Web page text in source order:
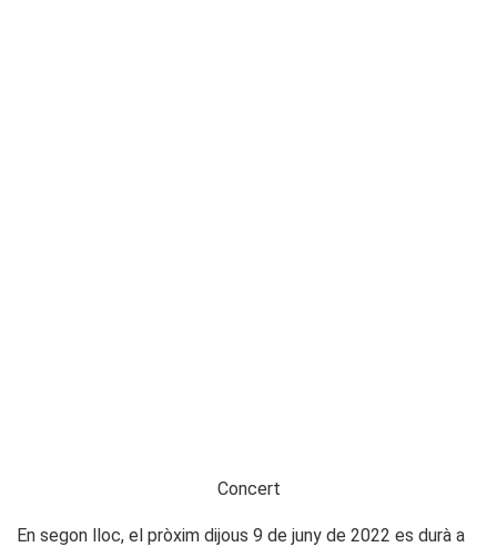
Concert
En segon lloc, el pròxim dijous 9 de juny de 2022 es durà a